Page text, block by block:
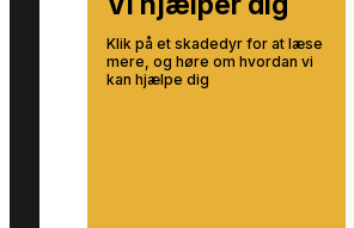
Klik på et skadedyr for at læse
mere, og høre om hvordan vi
kan hjælpe dig